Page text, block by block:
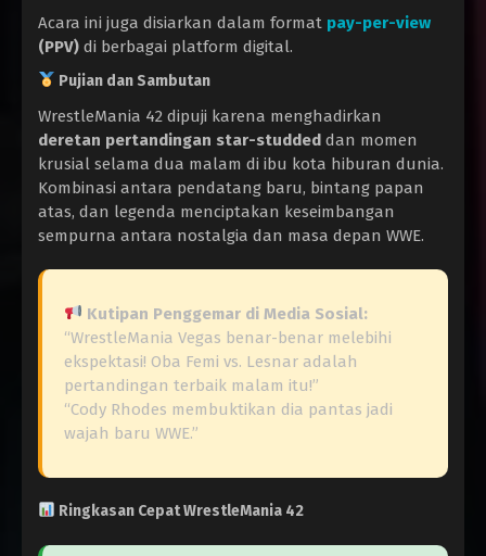
Acara ini juga disiarkan dalam format pay-per-view
(PPV) di berbagai platform digital.
Pujian dan Sambutan
WrestleMania 42 dipuji karena menghadirkan
deretan pertandingan star-studded dan momen
krusial selama dua malam di ibu kota hiburan dunia.
Kombinasi antara pendatang baru, bintang papan
atas, dan legenda menciptakan keseimbangan
sempurna antara nostalgia dan masa depan WWE.
Kutipan Penggemar di Media Sosial:
“WrestleMania Vegas benar-benar melebihi
ekspektasi! Oba Femi vs. Lesnar adalah
pertandingan terbaik malam itu!”
“Cody Rhodes membuktikan dia pantas jadi
wajah baru WWE.”
Ringkasan Cepat WrestleMania 42